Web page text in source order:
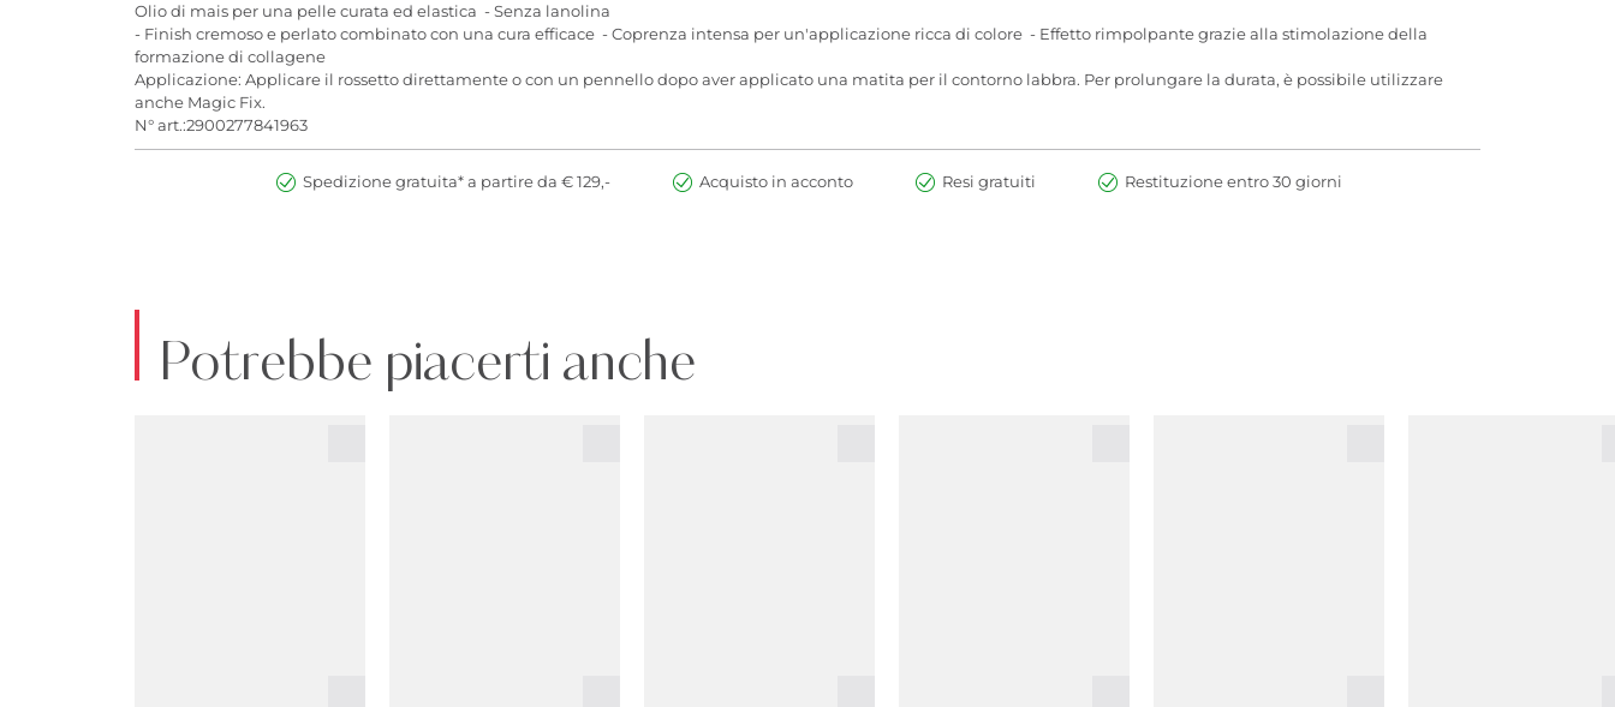
Olio di mais per una pelle curata ed elastica - Senza lanolina
- Finish cremoso e perlato combinato con una cura efficace - Coprenza intensa per un'applicazione ricca di colore - Effetto rimpolpante grazie alla stimolazione della
formazione di collagene
Applicazione: Applicare il rossetto direttamente o con un pennello dopo aver applicato una matita per il contorno labbra. Per prolungare la durata, è possibile utilizzare
anche Magic Fix.
N° art.:2900277841963
Spedizione gratuita* a partire da € 129,- Acquisto in acconto Resi gratuiti Restituzione entro 30 giorni
Potrebbe piacerti anche